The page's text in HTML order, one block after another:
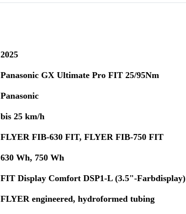
2025
Panasonic GX Ultimate Pro FIT 25/95Nm
Panasonic
bis 25 km/h
FLYER FIB-630 FIT, FLYER FIB-750 FIT
630 Wh, 750 Wh
FIT Display Comfort DSP1-L (3.5"-Farbdisplay)
FLYER engineered, hydroformed tubing